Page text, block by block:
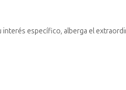
interés específico, alberga el